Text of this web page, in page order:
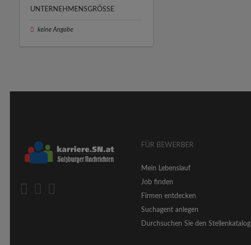
UNTERNEHMENSGRÖSSE
keine Angabe
FÜR BEWERBER
Mein Lebenslauf
Job finden
Firmen entdecken
Suchagent anlegen
Durchsuchen Sie den Stellenkatalog